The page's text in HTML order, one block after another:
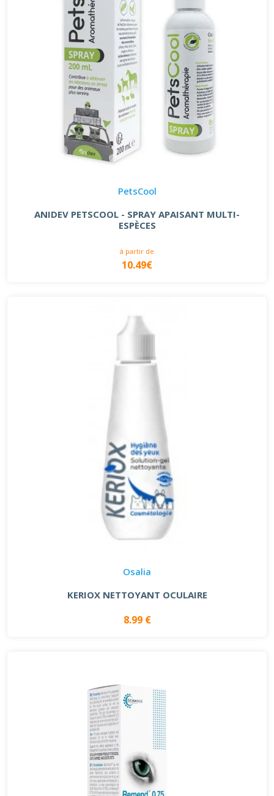
PetsCool
ANIDEV PETSCOOL - SPRAY APAISANT MULTI-
ESPÈCES
à partir de
10.49€
Osalia
KERIOX NETTOYANT OCULAIRE
8.99 €